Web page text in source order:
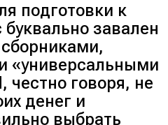
подготовки к
завален
«универсальными
говоря, не
денег и
выбрать